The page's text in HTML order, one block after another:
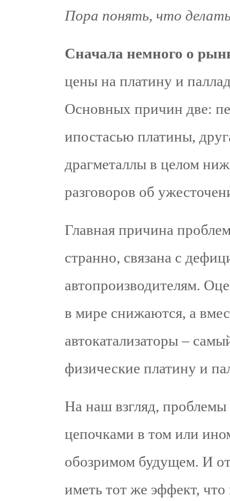
Пора понять, что
Сначала немного о
цены на платину и
Основных причин две:
ипостасью платины,
драгметаллы в целом
разговоров об
Главная причина
странно, связана с
автопроизводителям.
в мире снижаются, а
автокатализаторы –
физические платину и
На наш взгляд,
цепочками в том или
обозримом будущем. И
иметь тот же эффект,